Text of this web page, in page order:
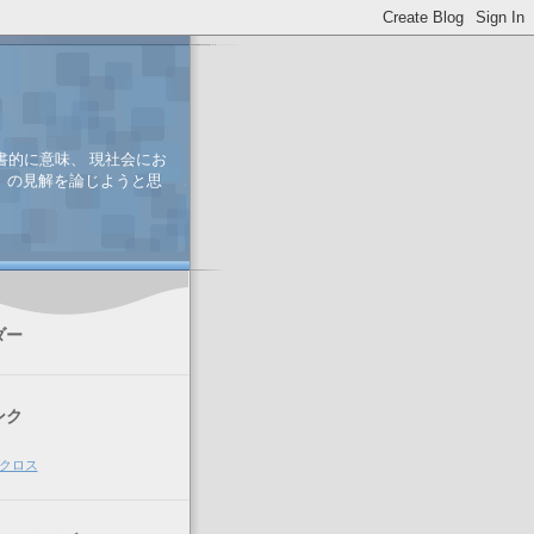
的に意味、 現社会にお
の見解を論じようと思
ー
ク
ロス